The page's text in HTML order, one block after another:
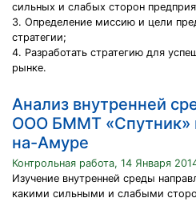
сильных и слабых сторон
3. Определение миссию и цели
стратегии;
4. Разработать стратегию для
рынке.
Анализ внутренней
ООО БММТ «Спутник»
на-Амуре
Контрольная работа, 14 Января
Изучение внутренней среды
какими сильными и слабыми